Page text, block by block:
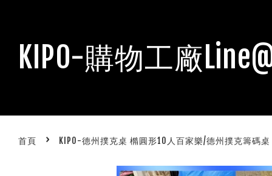
KIPO-購物工廠
首頁 › KIPO-德州撲克桌 橢圓形10人百家樂/德州撲克籌碼